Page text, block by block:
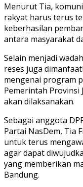
Menurut Tia,
rakyat harus terus
keberhasilan
antara masyarakat
Selain menjadi
reses juga
mengenai program
Pemerintah Provinsi
akan dilaksanakan.
Sebagai anggota
Partai NasDem, Tia
untuk terus
agar dapat
yang memberikan
Bandung.